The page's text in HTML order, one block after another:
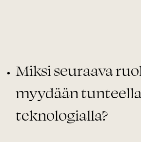
Miksi seuraava
myydään
teknologialla?